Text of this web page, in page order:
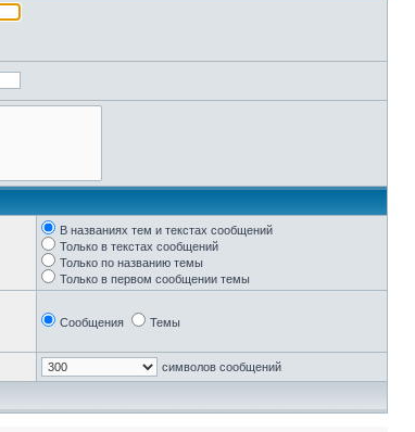
В названиях тем и текстах сообщений
Только в текстах сообщений
Только по названию темы
Только в первом сообщении темы
Сообщения Темы
символов сообщений